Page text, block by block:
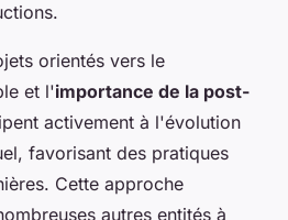
orientés vers le
et l'importance de la post-
activement à l'évolution
favorisant des pratiques
Cette approche
autres entités à